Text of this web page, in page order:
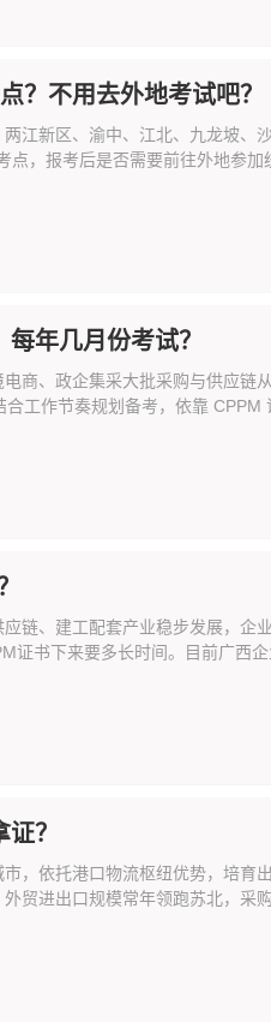
？不用去外地考试吧？
江新区、渝中、江北、九龙坡
点，报考后是否需要前往外地参
年几月份考试？
商、政企集采大批采购与供应链
工作节奏规划备考，依靠
链、建工配套产业稳步发展，
证书下来要多长时间。目前广西
？
，依托港口物流枢纽优势，培育
贸进出口规模常年领跑苏北，